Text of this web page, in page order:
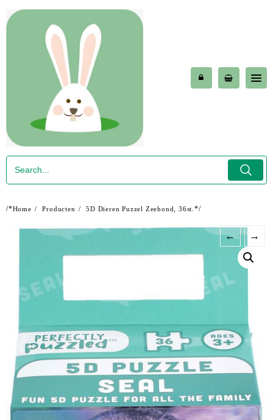
/*Home Producten 5D Dieren Puzzel Zeehond, 36st.*/
← →